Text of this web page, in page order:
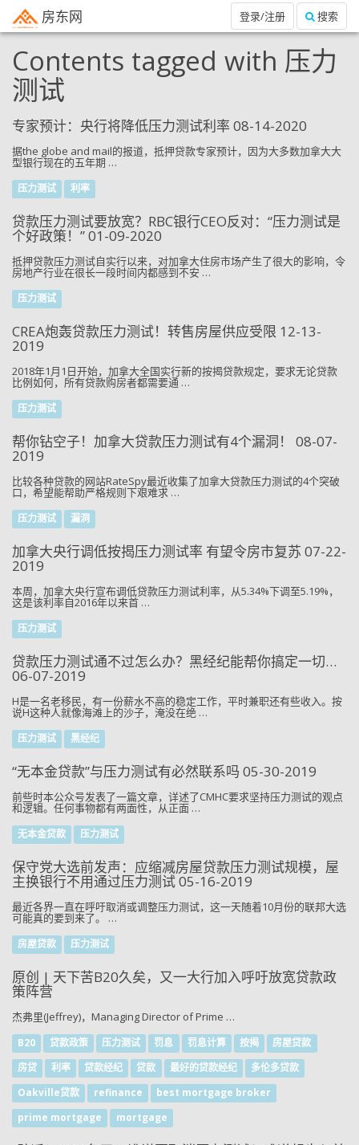
房东网 搜索
登录/注册
Contents tagged with 压力
测试
专家预计：央行将降低压力测试利率 08-14-2020
据the globe and mail的报道，抵押贷款专家预计，因为大多数加拿大大
型银行现在的五年期 …
压力测试 利率
贷款压力测试要放宽？RBC银行CEO反对：“压力测试是
个好政策！” 01-09-2020
抵押贷款压力测试自实行以来，对加拿大住房市场产生了很大的影响，令
房地产行业在很长一段时间内都感到不安 …
压力测试
CREA炮轰贷款压力测试！转售房屋供应受限 12-13-
2019
2018年1月1日开始，加拿大全国实行新的按揭贷款规定，要求无论贷款
比例如何，所有贷款购房者都需要通 …
压力测试
帮你钻空子！加拿大贷款压力测试有4个漏洞！ 08-07-
2019
比较各种贷款的网站RateSpy最近收集了加拿大贷款压力测试的4个突破
口，希望能帮助严格规则下艰难求 …
压力测试 漏洞
加拿大央行调低按揭压力测试率 有望令房市复苏 07-22-
2019
本周，加拿大央行宣布调低贷款压力测试利率，从5.34%下调至5.19%，
这是该利率自2016年以来首 …
压力测试
贷款压力测试通不过怎么办？黑经纪能帮你搞定一切…
06-07-2019
H是一名老移民，有一份薪水不高的稳定工作，平时兼职还有些收入。按
说H这种人就像海滩上的沙子，淹没在绝 …
压力测试 黑经纪
“无本金贷款”与压力测试有必然联系吗 05-30-2019
前些时本公众号发表了一篇文章，详述了CMHC要求坚持压力测试的观点
和逻辑。任何事物都有两面性，从正面 …
无本金贷款 压力测试
保守党大选前发声：应缩减房屋贷款压力测试规模，屋
主换银行不用通过压力测试 05-16-2019
最近各界一直在呼吁取消或调整压力测试，这一天随着10月份的联邦大选
可能真的要到来了。 …
房屋贷款 压力测试
原创 | 天下苦B20久矣，又一大行加入呼吁放宽贷款政
策阵营
杰弗里(Jeffrey)，Managing Director of Prime …
B20 贷款政策 压力测试 罚息 罚息计算 按揭
房屋贷款
房贷
利率 贷款经纪 贷款 最好的贷款经纪
多伦多贷款
Oakville贷款
refinance
best mortgage broker
prime mortgage
mortgage